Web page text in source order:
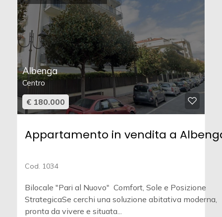
Albenga
Centro
€ 180.000
Appartamento in vendita a
Cod. 1034
Bilocale "Pari al Nuovo"  Comfort, Sole e Posizione
StrategicaSe cerchi una soluzione abitativa moderna,
pronta da vivere e situata...